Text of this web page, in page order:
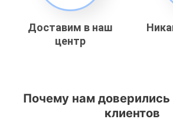
Доставим в наш
центр
Почему нам доверились
клиентов